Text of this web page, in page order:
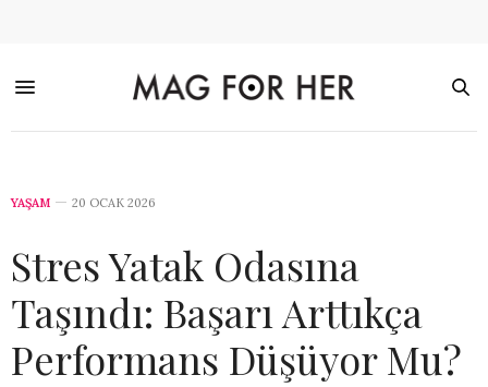
YAŞAM 20 OCAK 2026
Stres Yatak Odasına
Taşındı: Başarı Arttıkça
Performans Düşüyor Mu?